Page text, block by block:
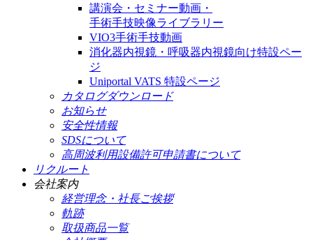
講演会・セミナー動画・
手術手技映像ライブラリー
VIO3手術手技動画
消化器内視鏡・呼吸器内視鏡向け特設ペー
ジ
Uniportal VATS 特設ページ
カタログダウンロード
お知らせ
安全性情報
SDSについて
高周波利用設備許可申請書について
リクルート
会社案内
経営理念・社長ご挨拶
軌跡
取扱商品一覧